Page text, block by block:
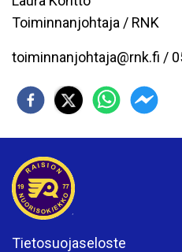
Toiminnanjohtaja / RNK
toiminnanjohtaja@rnk.fi /
Tietosuojaseloste